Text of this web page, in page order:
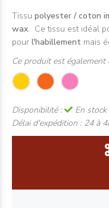
Tissu polyester / coton
wax. Ce tissu est idéal
pour l'habillement mais
Ce produit est
Disponibilité :
En stock
Délai d'expédition : 24 à